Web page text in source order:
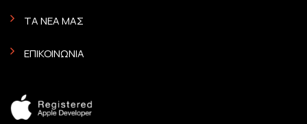
ΤΑ ΝΕΑ ΜΑΣ
ΕΠΙΚΟΙΝΩΝΙΑ